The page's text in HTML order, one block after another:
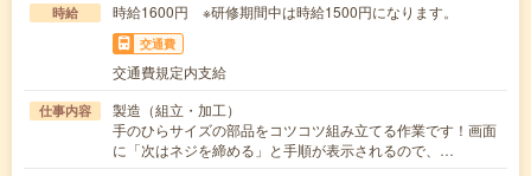
時給 時給1600円 ※研修期間中は時給1500円になります。
交通費
交通費規定内支給
仕事内容
製造（組立・加工）
手のひらサイズの部品をコツコツ組み立てる作業です！画面
に「次はネジを締める」と手順が表示されるので、…